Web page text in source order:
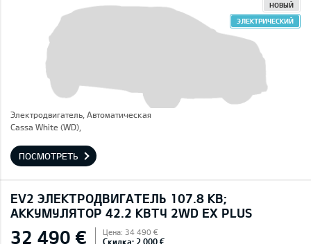
НОВЫЙ
ЭЛЕКТРИЧЕСКИЙ
Электродвигатель, Автоматическая
Cassa White (WD),
ПОСМОТРЕТЬ
EV2 ЭЛЕКТРОДВИГАТЕЛЬ 107.8 КВ;
AККУМУЛЯТОР 42.2 КВТЧ 2WD EX PLUS
32 490 € Цена: 34 490 €
Скидка: 2 000 €